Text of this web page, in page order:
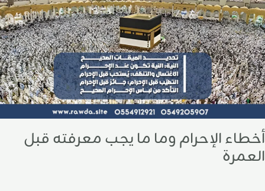
أخطاء الإحرام وما ما يجب معرفته قبل
العمرة
قبل
العمرة